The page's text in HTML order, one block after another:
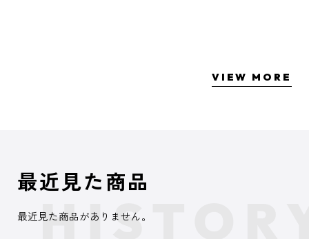
VIEW MORE
最近見た商品
最近見た商品がありません。